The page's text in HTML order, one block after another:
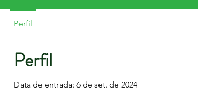
Perfil
Data de entrada: 6 de set. de 2024
Perfil